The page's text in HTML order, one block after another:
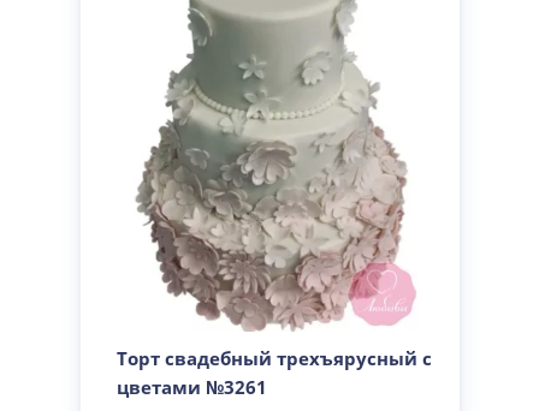
Торт свадебный трехъярусный с
цветами №3261